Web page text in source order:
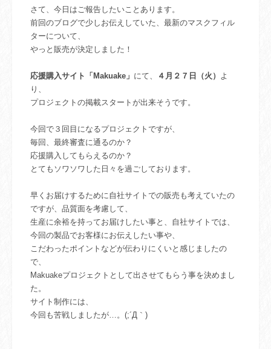
さて、今日はご報告したいことあります。
前回のブログで少しお伝えしていた、最新のマスクフィル
ターについて、
やっと販売が決定しました！
応援購入サイト「Makuake」 にて、 ４月２７日（火）
よ
り、
プロジェクトの掲載スタートが出来そうです。
今回で３回目になるプロジェクトですが、
毎回、最終審査に通るのか？
応援購入してもらえるのか？
とてもソワソワした日々を過ごしております。
早くお届けするために自社サイトでの販売も考えていたの
ですが、品質面を考慮して、
生産に余裕を持ってお届けしたい事と、自社サイトでは、
今回の製品でお客様にお伝えしたい事や、
こだわったポイントなどが伝わりにくいと感じましたの
で、
Makuakeプロジェクトとして出させてもらう事を決めまし
た。
サイト制作には、
今回も苦戦しましたが…。(;´Д｀)